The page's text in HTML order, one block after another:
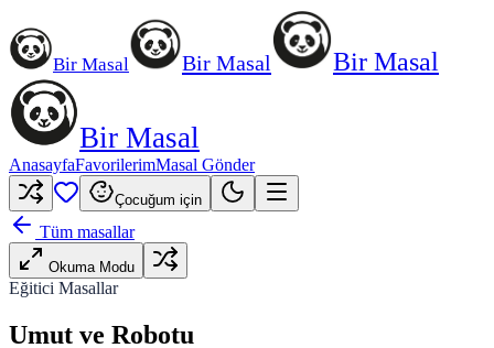
Bir Masal Bir Masal Bir Masal
Bir Masal
AnasayfaFavorilerimMasal Gönder
Çocuğum için
Tüm masallar
Okuma Modu
Eğitici Masallar
Umut ve Robotu